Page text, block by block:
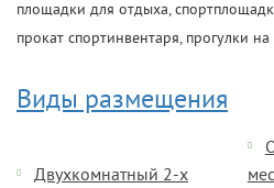
площадки для отдыха,
прокат спортинвентаря, прогулки
Виды размещения
Двухкомнатный 2-х